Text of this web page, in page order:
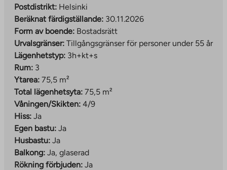
Postdistrikt: Helsinki
Beräknat färdigställande: 30.11.2026
Form av boende: Bostadsrätt
Urvalsgränser: Tillgångsgränser för personer under 55 år
Lägenhetstyp: 3h+kt+s
Rum: 3
Ytarea: 75,5 m²
Total lägenhetsyta: 75,5 m²
Våningen/Skikten: 4/9
Hiss: Ja
Egen bastu: Ja
Husbastu: Ja
Balkong: Ja, glaserad
Rökning förbjuden: Ja